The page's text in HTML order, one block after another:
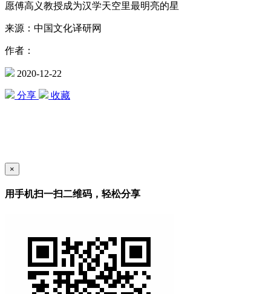
愿傅高义教授成为汉学天空里最明亮的星
来源：中国文化译研网
作者：
2020-12-22
分享 收藏
×
用手机扫一扫二维码，轻松分享